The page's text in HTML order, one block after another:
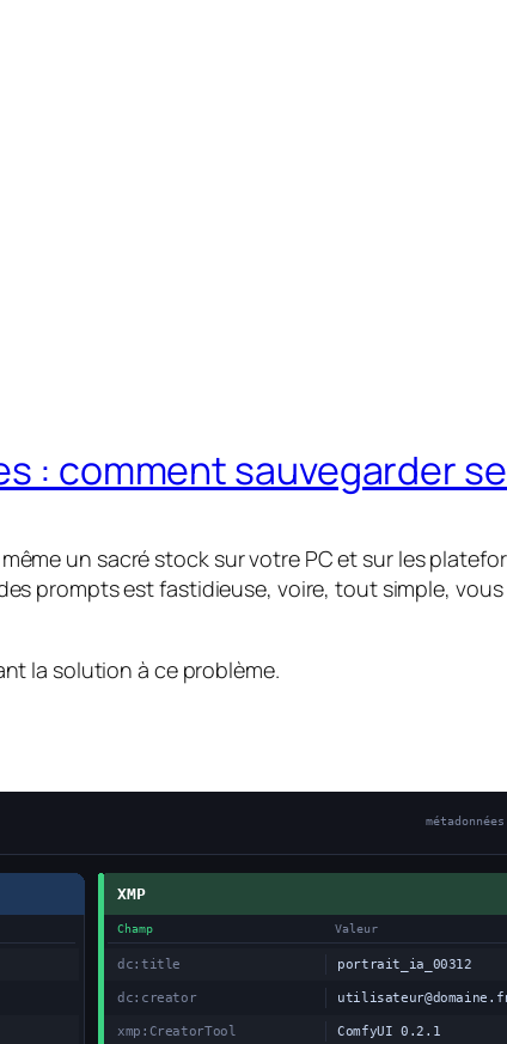
: comment sauvegarder
même un sacré stock sur votre PC et sur les
prompts est fastidieuse, voire, tout simple,
la solution à ce problème.